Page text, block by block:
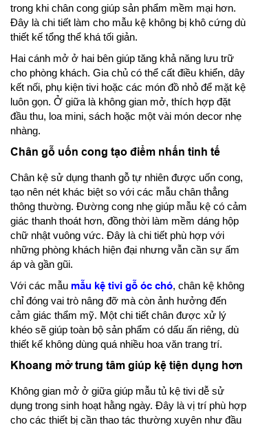
trong khi chân cong giúp sản phẩm mềm mại hơn.
Đây là chi tiết làm cho mẫu kệ không bị khô cứng dù
thiết kế tổng thể khá tối giản.
Hai cánh mở ở hai bên giúp tăng khả năng lưu trữ
cho phòng khách. Gia chủ có thể cất điều khiển, dây
kết nối, phụ kiện tivi hoặc các món đồ nhỏ để mặt kệ
luôn gọn. Ở giữa là không gian mở, thích hợp đặt
đầu thu, loa mini, sách hoặc một vài món decor nhẹ
nhàng.
Chân gỗ uốn cong tạo điểm nhấn tinh tế
Chân kệ sử dụng thanh gỗ tự nhiên được uốn cong,
tạo nên nét khác biệt so với các mẫu chân thẳng
thông thường. Đường cong nhẹ giúp mẫu kệ có cảm
giác thanh thoát hơn, đồng thời làm mềm dáng hộp
chữ nhật vuông vức. Đây là chi tiết phù hợp với
những phòng khách hiện đại nhưng vẫn cần sự ấm
áp và gần gũi.
Với các mẫu mẫu kệ tivi gỗ óc chó, chân kệ không
chỉ đóng vai trò nâng đỡ mà còn ảnh hưởng đến
cảm giác thẩm mỹ. Một chi tiết chân được xử lý
khéo sẽ giúp toàn bộ sản phẩm có dấu ấn riêng, dù
thiết kế không dùng quá nhiều hoa văn trang trí.
Khoang mở trung tâm giúp kệ tiện dụng hơn
Không gian mở ở giữa giúp mẫu tủ kệ tivi dễ sử
dụng trong sinh hoạt hằng ngày. Đây là vị trí phù hợp
cho các thiết bị cần thao tác thường xuyên như đầu